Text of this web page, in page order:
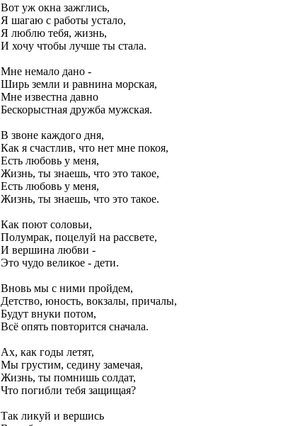
Вот уж окна зажглись,
Я шагаю с работы устало,
Я люблю тебя, жизнь,
И хочу чтобы лучше ты стала.
Мне немало дано -
Ширь земли и равнина морская,
Мне известна давно
Бескорыстная дружба мужская.
В звоне каждого дня,
Как я счастлив, что нет мне покоя,
Есть любовь у меня,
Жизнь, ты знаешь, что это такое,
Есть любовь у меня,
Жизнь, ты знаешь, что это такое.
Как поют соловьи,
Полумрак, поцелуй на рассвете,
И вершина любви -
Это чудо великое - дети.
Вновь мы с ними пройдем,
Детство, юность, вокзалы, причалы,
Будут внуки потом,
Всё опять повторится сначала.
Ах, как годы летят,
Мы грустим, седину замечая,
Жизнь, ты помнишь солдат,
Что погибли тебя защищая?
Так ликуй и вершись